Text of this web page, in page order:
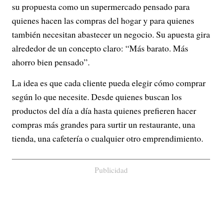
su propuesta como un supermercado pensado para
quienes hacen las compras del hogar y para quienes
también necesitan abastecer un negocio. Su apuesta gira
alrededor de un concepto claro: “Más barato. Más
ahorro bien pensado”.
La idea es que cada cliente pueda elegir cómo comprar
según lo que necesite. Desde quienes buscan los
productos del día a día hasta quienes prefieren hacer
compras más grandes para surtir un restaurante, una
tienda, una cafetería o cualquier otro emprendimiento.
Publicidad